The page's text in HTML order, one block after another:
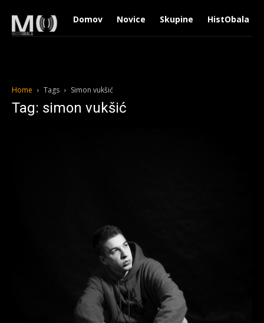
Domov Novice Skupine HistObala
Home Tags Simon vukšić
Tag: simon vukšić